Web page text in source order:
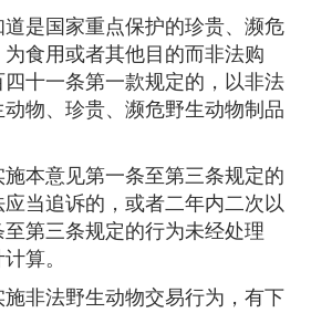
是国家重点保护的珍贵、濒危
食用或者其他目的而非法购
十一条第一款规定的，以非法
物、珍贵、濒危野生动物制品
本意见第一条至第三条规定的
当追诉的，或者二年内二次以
第三条规定的行为未经处理
算。
施非法野生动物交易行为，有下